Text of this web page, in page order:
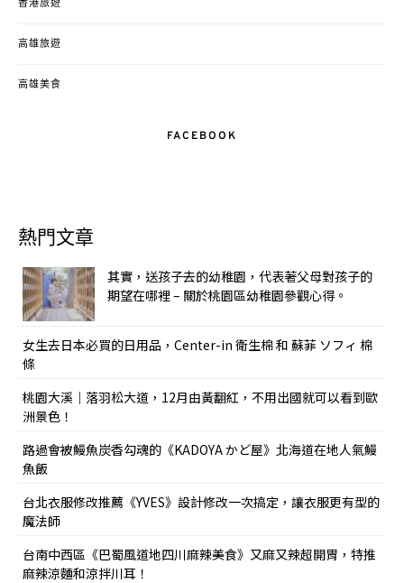
香港旅遊
高雄旅遊
高雄美食
FACEBOOK
熱門文章
其實，送孩子去的幼稚園，代表著父母對孩子的
期望在哪裡 – 關於桃園區幼稚園參觀心得。
女生去日本必買的日用品，Center-in 衛生棉 和 蘇菲 ソフィ 棉
條
桃園大溪｜落羽松大道，12月由黃翻紅，不用出國就可以看到歐
洲景色！
路過會被鰻魚炭香勾魂的《KADOYA かど屋》北海道在地人氣鰻
魚飯
台北衣服修改推薦《YVES》設計修改一次搞定，讓衣服更有型的
魔法師
台南中西區《巴蜀風道地四川麻辣美食》又麻又辣超開胃，特推
麻辣涼麵和涼拌川耳！